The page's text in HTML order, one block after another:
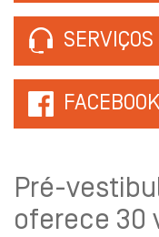
SERVIÇOS
Pré-
oferece 30